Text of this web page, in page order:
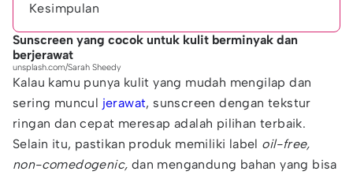
Kesimpulan
Sunscreen yang cocok untuk kulit berminyak dan
berjerawat
unsplash.com/Sarah Sheedy
Kalau kamu punya kulit yang mudah mengilap dan
sering muncul jerawat, sunscreen dengan tekstur
ringan dan cepat meresap adalah pilihan terbaik.
Selain itu, pastikan produk memiliki label oil-free,
non-comedogenic, dan mengandung bahan yang bisa